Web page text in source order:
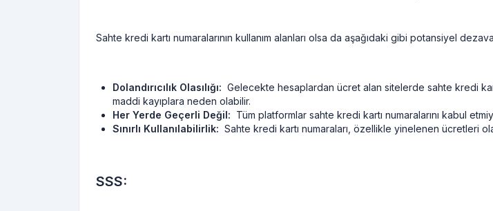
Sahte kredi kartı numaralarının kullanım alanları olsa da aşağıdaki gibi potansiyel
Dolandırıcılık Olasılığı: Gelecekte hesaplardan ücret alan sitelerde sahte kredi
maddi kayıplara neden olabilir.
Her Yerde Geçerli Değil: Tüm platformlar sahte kredi kartı numaralarını kabul
Sınırlı Kullanılabilirlik: Sahte kredi kartı numaraları, özellikle yinelenen ücretleri
SSS: